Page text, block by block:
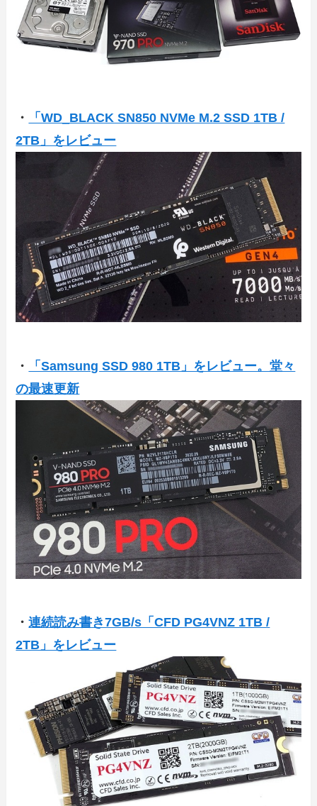
・
「WD_BLACK SN850 NVMe M.2 SSD 1TB /
2TB」をレビュー
・
「Samsung SSD 980 1TB」をレビュー。堂々
の最速更新
・連続読み書き7GB/s「CFD PG4VNZ 1TB /
2TB」をレビュー